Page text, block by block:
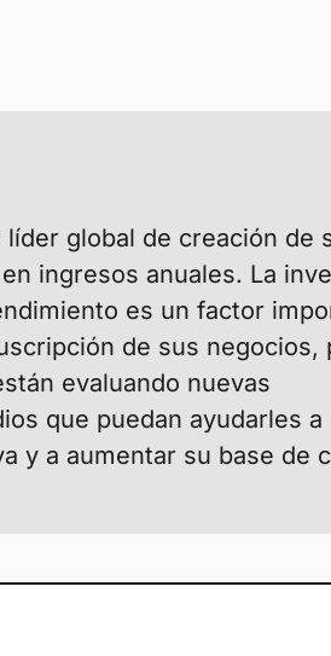
líder global de creación de
ingresos anuales. La
es un factor
de sus negocios,
evaluando nuevas
que puedan ayudarles a
y a aumentar su base de